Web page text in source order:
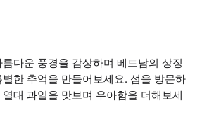
다운 풍경을 감상하며 베트남의 상징
한 추억을 만들어보세요. 섬을 방문하
대 과일을 맛보며 우아함을 더해보세